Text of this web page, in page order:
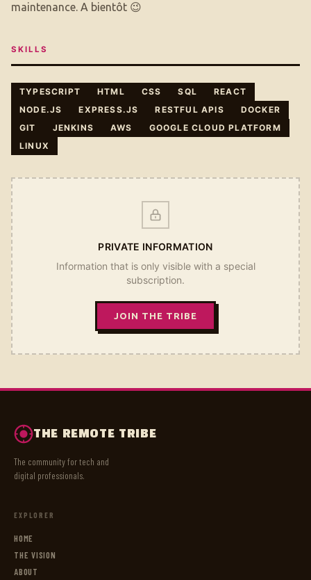
maintenance. A bientôt 😉
SKILLS
TYPESCRIPT HTML CSS SQL
REACT
NODE.JS
EXPRESS.JS RESTFUL APIS
DOCKER
GIT
JENKINS AWS
GOOGLE CLOUD PLATFORM
LINUX
PRIVATE INFORMATION
Information that is only visible with a special
subscription.
JOIN THE TRIBE
THE REMOTE TRIBE
The community for tech and
digital professionals.
EXPLORER
HOME
THE VISION
ABOUT